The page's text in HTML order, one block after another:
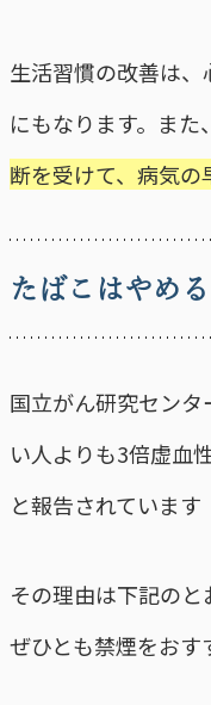
生活習慣の改善は
にもなります。ま
断を受けて、病気の
たばこはやめる
国立がん研究セン
い人よりも3倍虚血
と報告されています
その理由は下記のと
ぜひとも禁煙をおす